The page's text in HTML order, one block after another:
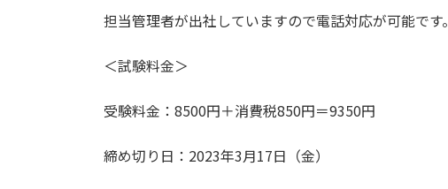
担当管理者が出社していますので電話対応が可能です。
＜試験料金＞
受験料金：8500円＋消費税850円＝9350円
締め切り日：2023年3月17日（金）